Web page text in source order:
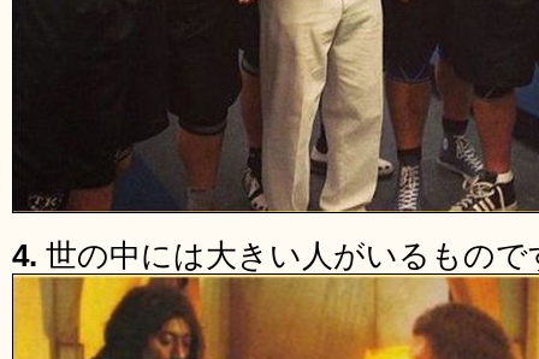
4. 世の中には大きい人がいるもので